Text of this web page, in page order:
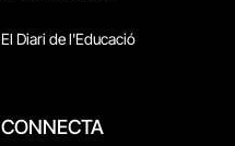
El Diari de l'Educació
CONNECTA